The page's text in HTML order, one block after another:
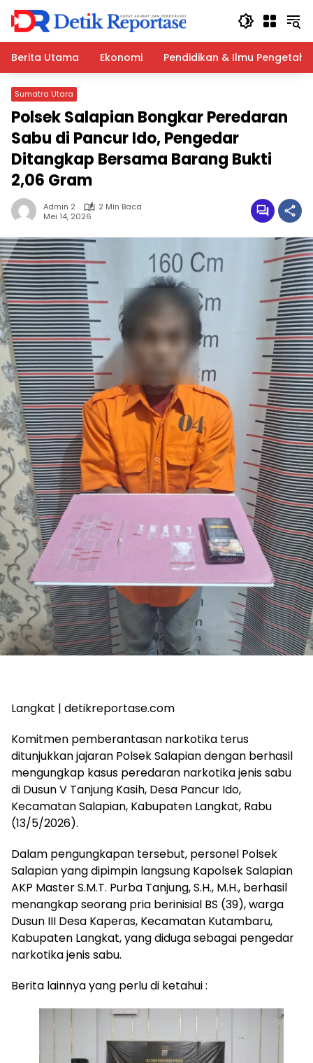
Langsung
konten
Berita Utama
Ekonomi Pendidikan & Ilmu
Sumatra Utara
Polsek Salapian Bongkar Peredaran
Sabu di Pancur Ido, Pengedar
Ditangkap Bersama Barang Bukti
2,06 Gram
Admin 2
2 Min Baca
Mei 14, 2026
Langkat | detikreportase.com
Komitmen pemberantasan narkotika terus
ditunjukkan jajaran Polsek Salapian dengan berhasil
mengungkap kasus peredaran narkotika jenis sabu
di Dusun V Tanjung Kasih, Desa Pancur Ido,
Kecamatan Salapian, Kabupaten Langkat, Rabu
(13/5/2026).
Dalam pengungkapan tersebut, personel Polsek
Salapian yang dipimpin langsung Kapolsek Salapian
AKP Master S.M.T. Purba Tanjung, S.H., M.H., berhasil
menangkap seorang pria berinisial BS (39), warga
Dusun III Desa Kaperas, Kecamatan Kutambaru,
Kabupaten Langkat, yang diduga sebagai pengedar
narkotika jenis sabu.
Berita lainnya yang perlu di ketahui :